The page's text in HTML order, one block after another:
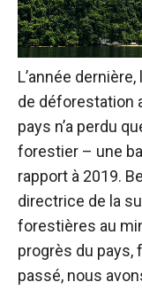
L’année
de déforestation
pays n’a perdu
forestier – une
rapport à 2019.
directrice de la
forestières au
progrès du pays,
passé, nous